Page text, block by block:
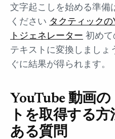
文字起こしを始める準備
ください タクティック
トジェネレーター 初め
テキストに変換しましょ
ぐに結果が得られます。
YouTube 動画
トを取得する
ある質問